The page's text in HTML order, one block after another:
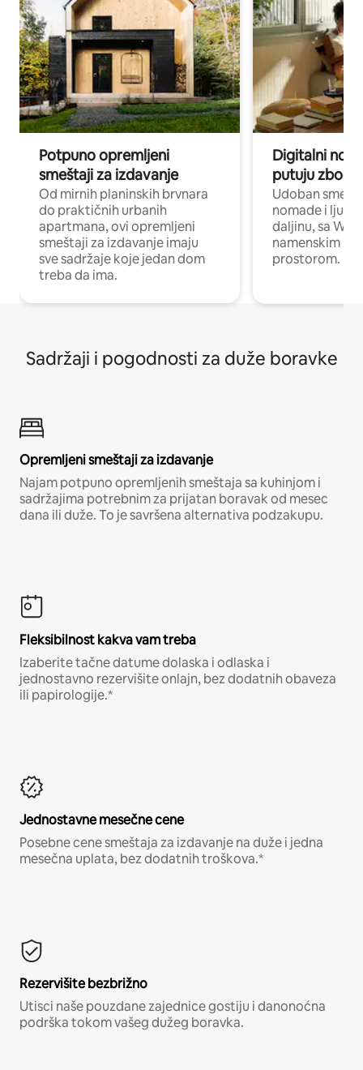
Potpuno opremljeni
smeštaji za izdavanje
Od mirnih planinskih brvnara
do praktičnih urbanih
apartmana, ovi opremljeni
smeštaji za izdavanje imaju
sve sadržaje koje jedan dom
treba da ima.
Digitalni
putuju zbog
Udoban
nomade i ljude
daljinu, sa Wi-
namenskim
prostorom.
Sadržaji i pogodnosti za duže boravke
Opremljeni smeštaji za izdavanje
Najam potpuno opremljenih smeštaja sa kuhinjom i
sadržajima potrebnim za prijatan boravak od mesec
dana ili duže. To je savršena alternativa podzakupu.
Fleksibilnost kakva vam treba
Izaberite tačne datume dolaska i odlaska i
jednostavno rezervišite onlajn, bez dodatnih obaveza
ili papirologije.*
Jednostavne mesečne cene
Posebne cene smeštaja za izdavanje na duže i jedna
mesečna uplata, bez dodatnih troškova.*
Rezervišite bezbrižno
Utisci naše pouzdane zajednice gostiju i danonoćna
podrška tokom vašeg dužeg boravka.